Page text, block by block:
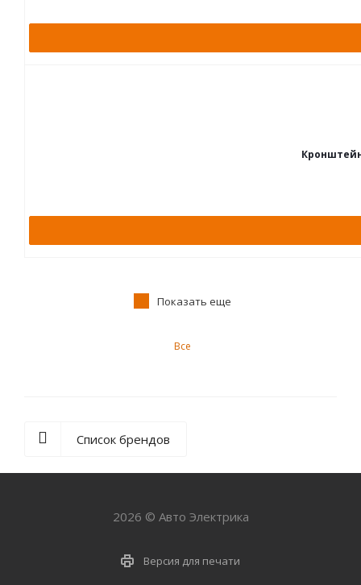
Показать еще
Все
Список брендов
2026 © Авто Электрика
Версия для печати